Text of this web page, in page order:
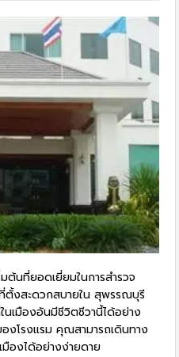
ต้นที่ยอดเยี่ยมในการสำรวจ
ตั้งสะดวกสบายใน สุพรรณบุรี
นเมืองอันมีชีวิตชีวานี้ได้อย่าง
งโรงแรม คุณสามารถเดินทาง
องได้อย่างง่ายดาย